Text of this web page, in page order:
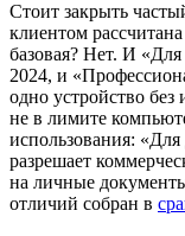
Стоит закрыть
клиентом
базовая? Нет. И
2024, и
одно устройство
не в лимите
использования:
разрешает
на личные
отличий собран в